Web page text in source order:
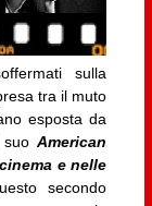
sulla
tra il muto
esposta da
American
e nelle
secondo